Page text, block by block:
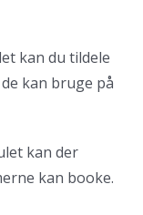
kan du tildele
kan bruge på
kan der
kan booke.